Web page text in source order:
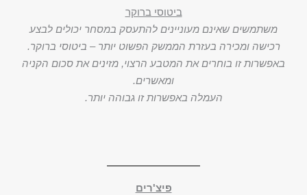
ביטוסי ברוקר
משתמשים שאינם מעוניינים להתעסק במסחר יכולים לבצע
רכישה ומכירה בעזרת הממשק הפשוט יותר – ביטוסי ברוקר.
באפשרות זו בוחרים את המטבע הרצוי, מזינים את סכום הקניה
ומאשרים.
העמלה באפשרות זו גבוהה יותר.
פיצ'רים